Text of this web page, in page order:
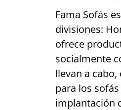
Fama Sofás
divisiones:
ofrece
socialmente
llevan a
para los
implantación